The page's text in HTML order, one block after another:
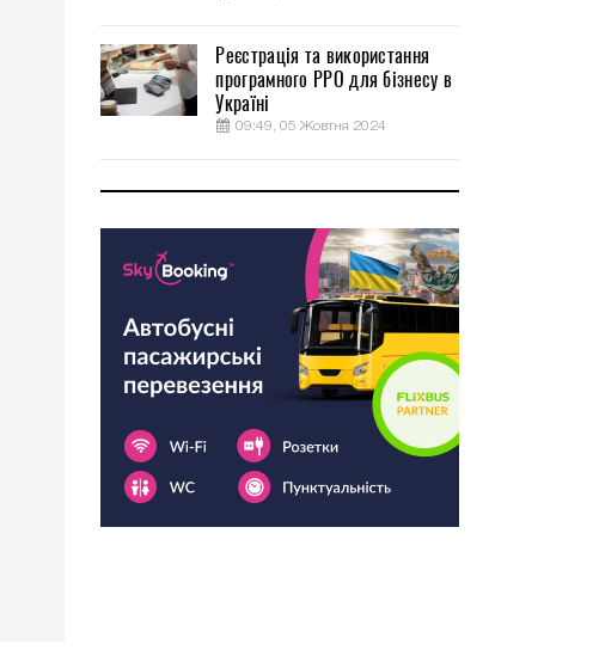
Реєстрація та використання
програмного РРО для бізнесу в
Україні
09:49, 05 Жовтня 2024